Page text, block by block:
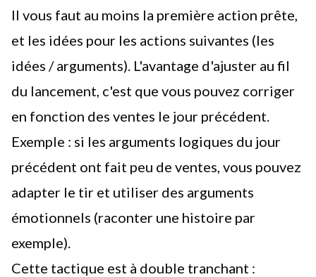
Il vous faut au moins la première action prête,
et les idées pour les actions suivantes (les
idées / arguments). L'avantage d'ajuster au fil
du lancement, c'est que vous pouvez corriger
en fonction des ventes le jour précédent.
Exemple : si les arguments logiques du jour
précédent ont fait peu de ventes, vous pouvez
adapter le tir et utiliser des arguments
émotionnels (raconter une histoire par
exemple).
Cette tactique est à double tranchant :